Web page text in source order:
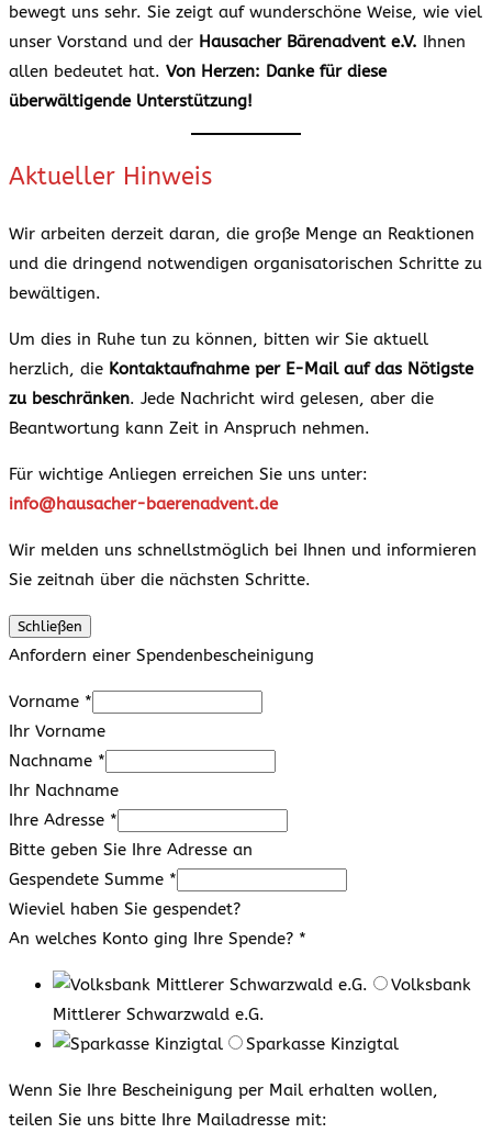
bewegt uns sehr. Sie zeigt auf wunderschöne Weise, wie viel
unser Vorstand und der Hausacher Bärenadvent e.V. Ihnen
allen bedeutet hat. Von Herzen: Danke für diese
überwältigende Unterstützung!
Aktueller Hinweis
Wir arbeiten derzeit daran, die große Menge an Reaktionen
und die dringend notwendigen organisatorischen Schritte zu
bewältigen.
Um dies in Ruhe tun zu können, bitten wir Sie aktuell
herzlich, die Kontaktaufnahme per E-Mail auf das Nötigste
zu beschränken. Jede Nachricht wird gelesen, aber die
Beantwortung kann Zeit in Anspruch nehmen.
Für wichtige Anliegen erreichen Sie uns unter:
info@hausacher-baerenadvent.de
Wir melden uns schnellstmöglich bei Ihnen und informieren
Sie zeitnah über die nächsten Schritte.
Schließen
Anfordern einer Spendenbescheinigung
Vorname *
Ihr Vorname
Nachname *
Ihr Nachname
Ihre Adresse *
Bitte geben Sie Ihre Adresse an
Gespendete Summe *
Wieviel haben Sie gespendet?
An welches Konto ging Ihre Spende? *
Volksbank
Mittlerer Schwarzwald e.G.
Sparkasse Kinzigtal
Wenn Sie Ihre Bescheinigung per Mail erhalten wollen,
teilen Sie uns bitte Ihre Mailadresse mit: